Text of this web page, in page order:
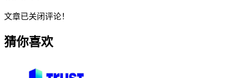
文章已关闭评论！
猜你喜欢